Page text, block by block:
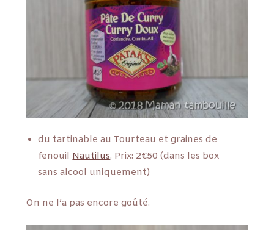
du tartinable au Tourteau et graines de
fenouilNautilus. Prix: 2€50 (dans les box
sans alcool uniquement)
On ne l’a pas encore goûté.